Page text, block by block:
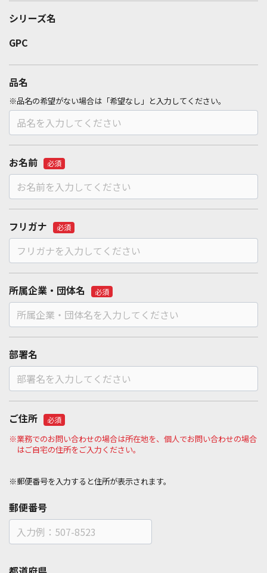
シリーズ名
品名
※品名の希望がない場合は「希望なし」と入力してください。
お名前 必須
フリガナ 必須
所属企業・団体名 必須
部署名
ご住所 必須
※業務でのお問い合わせの場合は所在地を、個人でお問い合わせの場合
はご自宅の住所をご入力ください。
※郵便番号を入力すると住所が表示されます。
郵便番号